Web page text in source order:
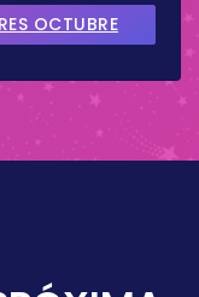
OCTUBRE